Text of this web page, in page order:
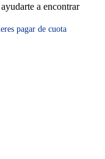
a encontrar
pagar de cuota